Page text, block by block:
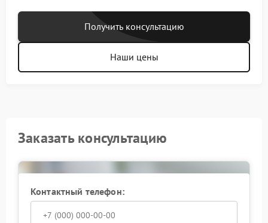
Получить консультацию
Наши цены
Заказать консультацию
Контактный телефон: